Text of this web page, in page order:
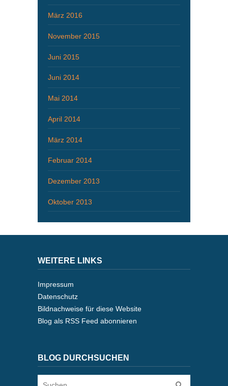
März 2016
November 2015
Juni 2015
Juni 2014
Mai 2014
April 2014
März 2014
Februar 2014
Dezember 2013
Oktober 2013
WEITERE LINKS
Impressum
Datenschutz
Bildnachweise für diese Website
Blog als RSS Feed abonnieren
BLOG DURCHSUCHEN